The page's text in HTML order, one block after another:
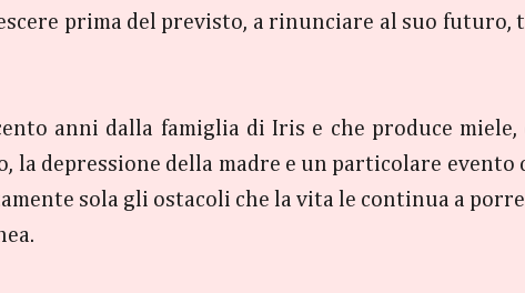
prima del previsto, a rinunciare al suo
anni dalla famiglia di Iris e che produce
la depressione della madre e un particolare
sola gli ostacoli che la vita le continua a